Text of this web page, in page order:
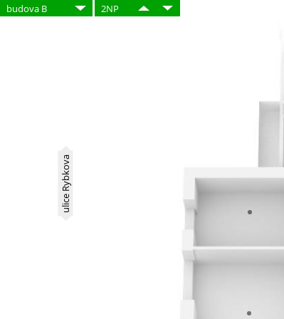
budova B 2NP
ulice Rybkova